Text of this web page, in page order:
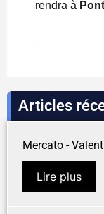
rendra à
Articles
Mercato -
Lire plus